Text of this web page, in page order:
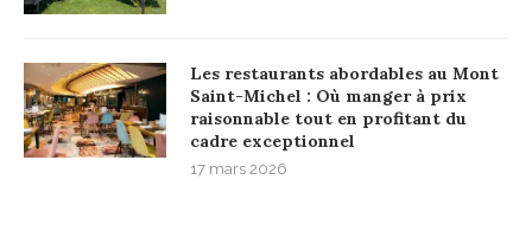
Les restaurants abordables au Mont
Saint-Michel : Où manger à prix
raisonnable tout en profitant du
cadre exceptionnel
17 mars 2026